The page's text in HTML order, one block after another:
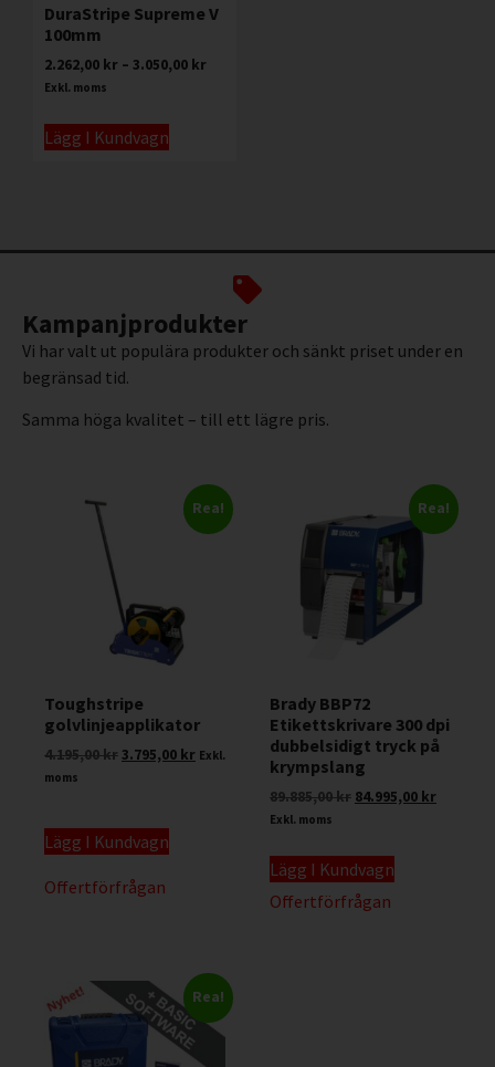
DuraStripe Supreme V
100mm
2.262,00 kr – 3.050,00 kr
Exkl. moms
Lägg I Kundvagn
Kampanjprodukter
Vi har valt ut populära produkter och sänkt priset under en
begränsad tid.
Samma höga kvalitet – till ett lägre pris.
Rea!
Toughstripe
golvlinjeapplikator
4.195,00kr3.795,00 kr Exkl.
moms
Lägg I Kundvagn
Offertförfrågan
Rea!
Brady BBP72
Etikettskrivare 300 dpi
dubbelsidigt tryck på
krympslang
89.885,00kr 84.995,00 kr
Exkl. moms
Lägg I Kundvagn
Offertförfrågan
Rea!